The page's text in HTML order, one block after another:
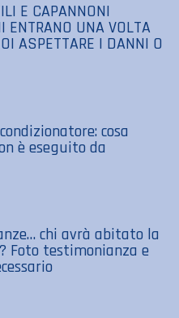
E CAPANNONI
ENTRANO UNA VOLTA
ASPETTARE I DANNI O
cosa
è eseguito da
chi avrà abitato la
Foto testimonianza e